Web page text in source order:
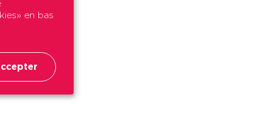
chaises
en bas